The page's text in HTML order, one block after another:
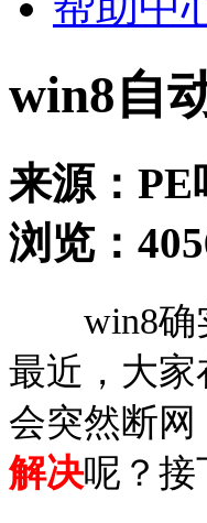
win8自
来源： PE
浏览：
win8确实
最近，大家
会突然断
解决呢？接